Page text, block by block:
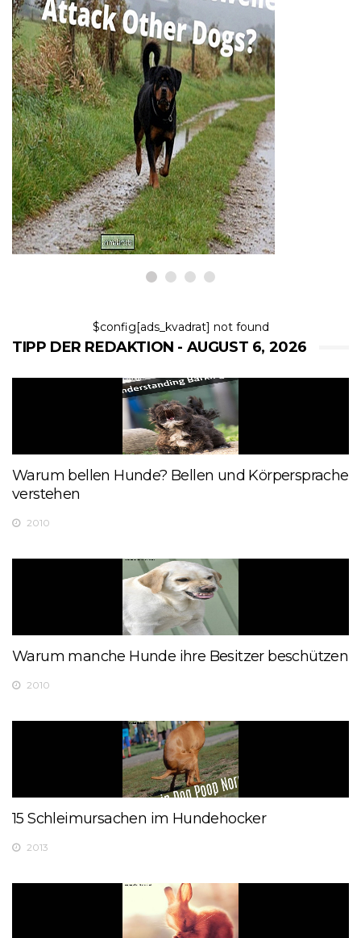
HUNDE
Warum greift mein Rottweiler
andere Hunde an?
6,2026
$config[ads_kvadrat] not found
TIPP DER REDAKTION - AUGUST 6, 2026
Warum bellen Hunde? Bellen und Körpersprache
verstehen
2010
Warum manche Hunde ihre Besitzer beschützen
2010
15 Schleimursachen im Hundehocker
2013